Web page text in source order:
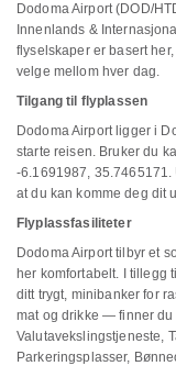
Dodoma Airport (DOD/
Innenlands &
flyselskaper er basert
velge mellom hver dag.
Tilgang til flyplassen
Dodoma Airport ligger i
starte reisen. Bruker du
-6.1691987,
at du kan komme deg dit
Flyplassfasiliteter
Dodoma Airport tilbyr et
her komfortabelt. I
ditt trygt, minibanker for
mat og drikke — finner du
Valutavekslingstjeneste,
Parkeringsplasser,